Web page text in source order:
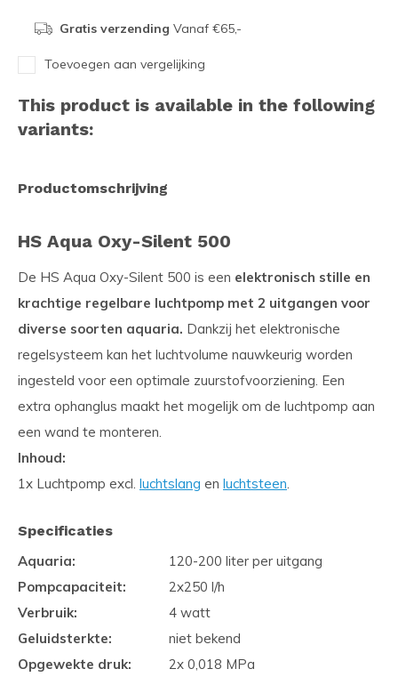
Gratis verzending Vanaf €65,-
Toevoegen aan vergelijking
This product is available in the following
variants:
Productomschrijving
HS Aqua Oxy-Silent 500
De HS Aqua Oxy-Silent 500 is een elektronisch stille en
krachtige regelbare luchtpomp met 2 uitgangen voor
diverse soorten aquaria. Dankzij het elektronische
regelsysteem kan het luchtvolume nauwkeurig worden
ingesteld voor een optimale zuurstofvoorziening. Een
extra ophanglus maakt het mogelijk om de luchtpomp aan
een wand te monteren.
Inhoud:
1x Luchtpomp excl. luchtslang en luchtsteen.
Specificaties
Aquaria:
120-200 liter per uitgang
Pompcapaciteit:
2x250 l/h
Verbruik:
4 watt
Geluidsterkte:
niet bekend
Opgewekte druk:
2x 0,018 MPa